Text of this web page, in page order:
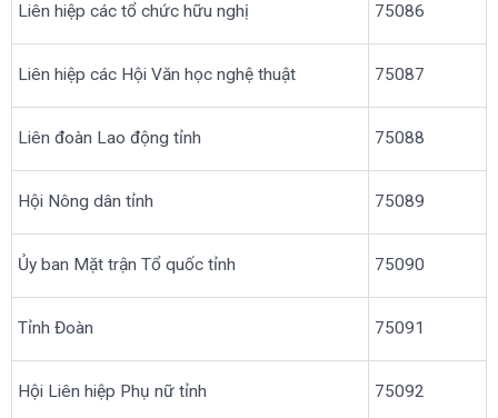
Liên hiệp các tổ chức hữu nghị 75086
Liên hiệp các Hội Văn học nghệ thuật 75087
Liên đoàn Lao động tỉnh 75088
Hội Nông dân tỉnh 75089
Ủy ban Mặt trận Tổ quốc tỉnh 75090
Tỉnh Đoàn 75091
Hội Liên hiệp Phụ nữ tỉnh 75092